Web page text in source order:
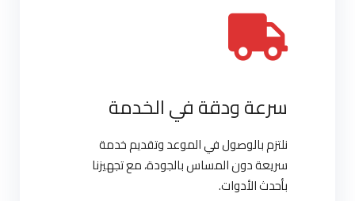
سرعة ودقة في الخدمة
نلتزم بالوصول في الموعد وتقديم خدمة
سريعة دون المساس بالجودة، مع تجهيزنا
بأحدث الأدوات.